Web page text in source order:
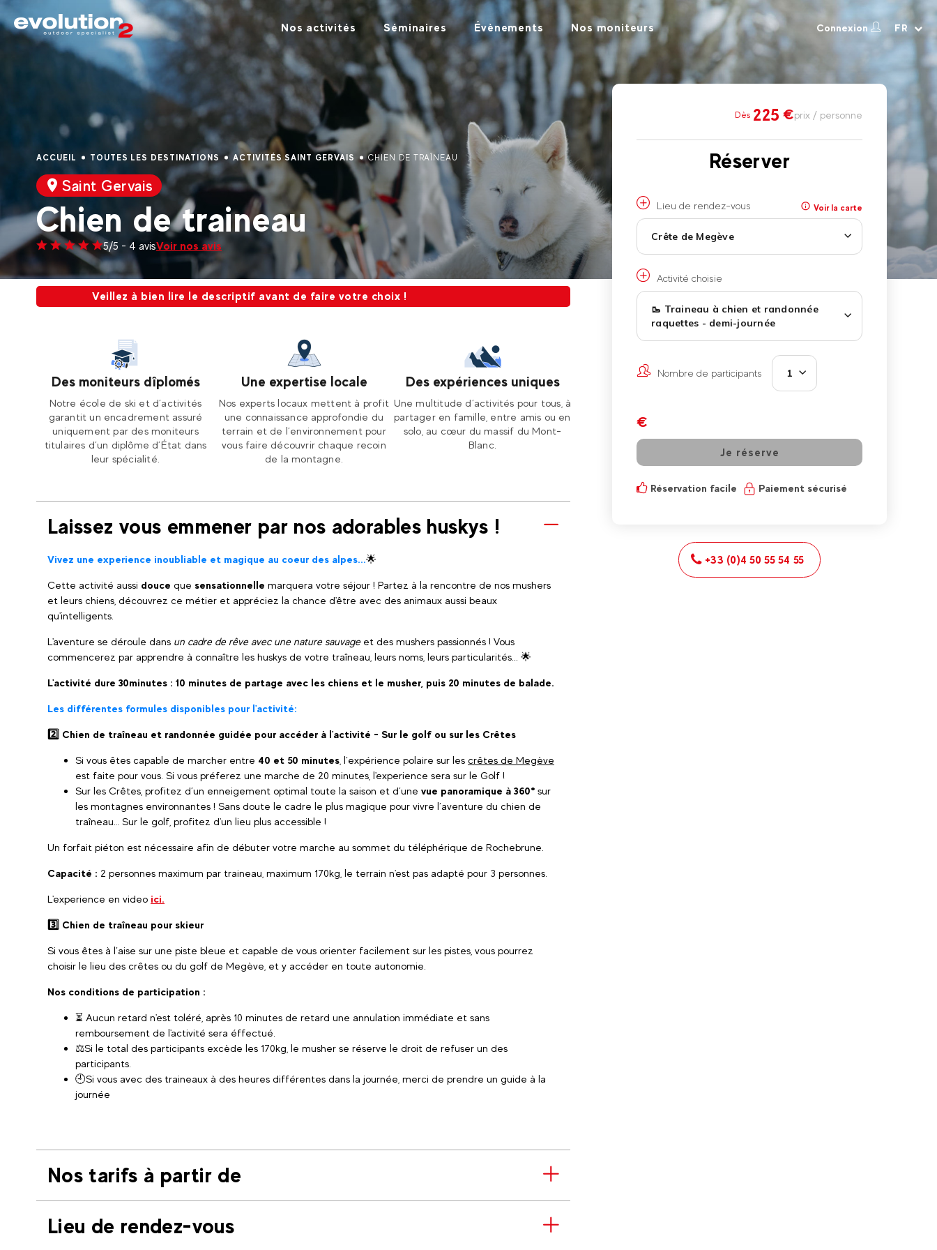
Nos activités Séminaires Évènements Nos moniteurs Connexion FR
ACCUEIL TOUTES LES DESTINATIONS ACTIVITÉS SAINT GERVAIS CHIEN DE TRAÎNEAU
Saint Gervais
Chien de traineau
5/5 - 4 avisVoir nos avis
Veillez à bien lire le descriptif avant de faire votre choix !
Des moniteurs dîplomés
Notre école de ski et d’activités
garantit un encadrement assuré
uniquement par des moniteurs
titulaires d’un diplôme d’État dans
leur spécialité.
Une expertise locale
Nos experts locaux mettent à profit
une connaissance approfondie du
terrain et de l’environnement pour
vous faire découvrir chaque recoin
de la montagne.
Des expériences uniques
Une multitude d’activités pour tous, à
partager en famille, entre amis ou en
solo, au cœur du massif du Mont-
Blanc.
Laissez vous emmener par nos adorables huskys !
Vivez une experience inoubliable et magique au coeur des alpes...🌟
Cette activité aussi douce que sensationnelle marquera votre séjour ! Partez à la rencontre de nos mushers
et leurs chiens, découvrez ce métier et appréciez la chance d'être avec des animaux aussi beaux
qu'intelligents.
L'aventure se déroule dans un cadre de rêve avec une nature sauvage et des mushers passionnés ! Vous
commencerez par apprendre à connaître les huskys de votre traîneau, leurs noms, leurs particularités... 🌟
L'activité dure 30minutes : 10 minutes de partage avec les chiens et le musher, puis 20 minutes de balade.
Les différentes formules disponibles pour l'activité:
2️⃣ Chien de traîneau et randonnée guidée pour accéder à l'activité - Sur le golf ou sur les Crêtes
Si vous êtes capable de marcher entre 40 et 50 minutes , l’expérience polaire sur les crêtes de Megève
est faite pour vous. Si vous préferez une marche de 20 minutes, l'experience sera sur le Golf !
Sur les Crêtes, profitez d’un enneigement optimal toute la saison et d’une vue panoramique à 360° sur
les montagnes environnantes ! Sans doute le cadre le plus magique pour vivre l’aventure du chien de
traîneau… Sur le golf, profitez d'un lieu plus accessible !
Un forfait piéton est nécessaire afin de débuter votre marche au sommet du téléphérique de Rochebrune.
Capacité : 2 personnes maximum par traineau, maximum 170kg, le terrain n'est pas adapté pour 3 personnes.
L'experience en video ici.
3️⃣ Chien de traîneau pour skieur
Si vous êtes à l’aise sur une piste bleue et capable de vous orienter facilement sur les pistes, vous pourrez
choisir le lieu des crêtes ou du golf de Megève, et y accéder en toute autonomie.
Nos conditions de participation :
⏳ Aucun retard n'est toléré, après 10 minutes de retard une annulation immédiate et sans
remboursement de l'activité sera éffectué.
⚖️Si le total des participants excède les 170kg, le musher se réserve le droit de refuser un des
participants.
🕘Si vous avec des traineaux à des heures différentes dans la journée, merci de prendre un guide à la
journée
Nos tarifs à partir de
Lieu de rendez-vous
Dès 225 €prix / personne
Réserver
Lieu de rendez-vous Voir la carte
Crête de Megève
Activité choisie
🥾 Traineau à chien et randonnée
raquettes - demi-journée
Nombre de participants 1
€
Je réserve
Réservation facile Paiement sécurisé
+33 (0)4 50 55 54 55